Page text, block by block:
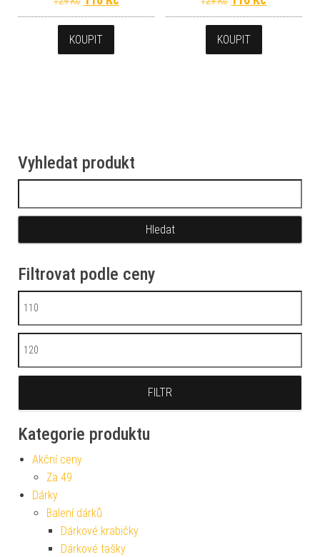
KOUPIT KOUPIT
Vyhledat produkt
Filtrovat podle ceny
Minimální cena
Maximální cena
FILTR
Kategorie produktu
Akční ceny
Za 49
Dárky
Balení dárků
Dárkové krabičky
Dárkové tašky